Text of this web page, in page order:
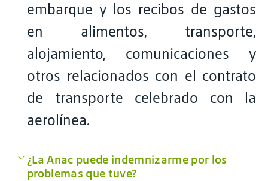
embarque y los recibos de gastos
en alimentos, transporte,
alojamiento, comunicaciones y
otros relacionados con el contrato
de transporte celebrado con la
aerolínea.
¿La Anac puede indemnizarme por los
problemas que tuve?